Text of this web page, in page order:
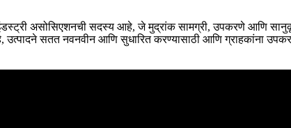
असोसिएशनची सदस्य आहे, जे मुद्रांक सामग्री, उपकरणे आणि
सतत नवनवीन आणि सुधारित करण्यासाठी आणि ग्राहकांना